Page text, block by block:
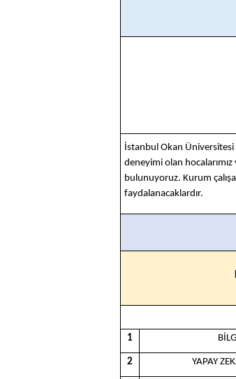
İstanbul Okan Üniversitesi
deneyimi olan
bulunuyoruz. Kurum
faydalanacaklardır.
1
2 YAPAY